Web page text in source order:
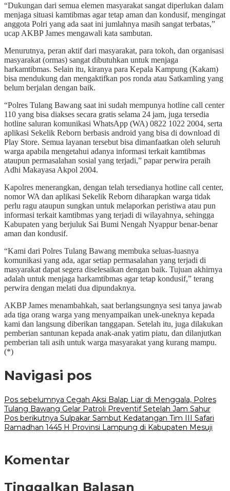
“Dukungan dari semua elemen masyarakat sangat diperlukan dalam
menjaga situasi kamtibmas agar tetap aman dan kondusif, mengingat
anggota Polri yang ada saat ini jumlahnya masih sangat terbatas,”
ucap AKBP James mengawali kata sambutan.
Menurutnya, peran aktif dari masyarakat, para tokoh, dan organisasi
masyarakat (ormas) sangat dibutuhkan untuk menjaga
harkamtibmas. Selain itu, kiranya para Kepala Kampung (Kakam)
bisa mendukung dan mengaktifkan pos ronda atau Satkamling yang
belum berjalan dengan baik.
“Polres Tulang Bawang saat ini sudah mempunya hotline call center
110 yang bisa diakses secara gratis selama 24 jam, juga tersedia
hotline saluran komunikasi WhatsApp (WA) 0822 1022 2004, serta
aplikasi Sekelik Reborn berbasis android yang bisa di download di
Play Store. Semua layanan tersebut bisa dimanfaatkan oleh seluruh
warga apabila mengetahui adanya informasi terkait kamtibmas
ataupun permasalahan sosial yang terjadi,” papar perwira peraih
Adhi Makayasa Akpol 2004.
Kapolres menerangkan, dengan telah tersedianya hotline call center,
nomor WA dan aplikasi Sekelik Reborn diharapkan warga tidak
perlu ragu ataupun sungkan untuk melaporkan peristiwa atau pun
informasi terkait kamtibmas yang terjadi di wilayahnya, sehingga
Kabupaten yang berjuluk Sai Bumi Nengah Nyappur benar-benar
aman dan kondusif.
“Kami dari Polres Tulang Bawang membuka seluas-luasnya
komunikasi yang ada, agar setiap permasalahan yang terjadi di
masyarakat dapat segera diselesaikan dengan baik. Tujuan akhirnya
adalah untuk menjaga harkamtibmas agar tetap kondusif,” terang
perwira dengan melati dua dipundaknya.
AKBP James menambahkah, saat berlangsungnya sesi tanya jawab
ada tiga orang warga yang menyampaikan unek-uneknya kepada
kami dan langsung diberikan tanggapan. Setelah itu, juga dilakukan
pemberian santunan kepada anak-anak yatim piatu, dan dilanjutkan
pemberian tali asih untuk warga masyarakat yang kurang mampu.
(*)
Navigasi pos
Pos sebelumnya Cegah Aksi Balap Liar di Menggala, Polres
Tulang Bawang Gelar Patroli Preventif Setelah Jam Sahur
Pos berikutnya Sulpakar Sambut Kedatangan Tim III Safari
Ramadhan 1445 H Provinsi Lampung di Kabupaten Mesuji
Komentar
Tinggalkan Balasan